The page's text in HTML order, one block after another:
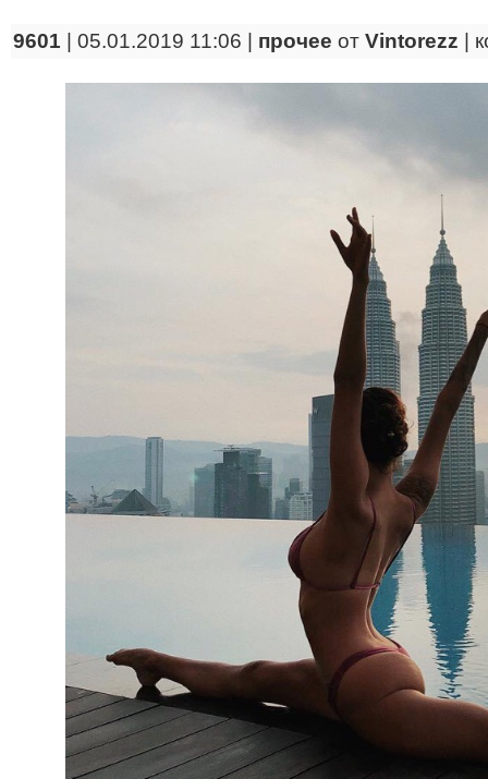
9601 | 05.01.2019 11:06 | прочее от Vintorezz